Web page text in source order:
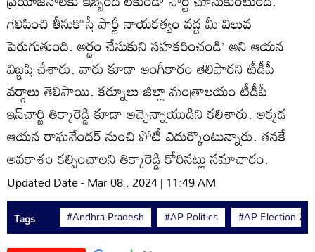
గెలిపించి తీసుకొస్తే పార్టీ నాయకత్వం వద్ద మీ విలువ
పెరుగుతుంది. అర్థం చేసుకుని సహకరించండి’ అని ఆయన
విజ్ఞప్తి చేశారు. వారు కూడా అంగీకారం తెలిపారని టీడీపీ
వర్గాలు తెలిపాయి. కర్నూలు జిల్లా మంత్రాలయం టీడీపీ
ఇన్‌చార్జి తిక్కారెడ్డి కూడా అచ్చెన్నాయుడిని కలిశారు. అక్కడ
ఆయన రాఘవేందర్‌ నుంచి పోటీ ఎదుర్కొంటున్నారు. తనకే
అవకాశం కల్పించాలని తిక్కారెడ్డి కోరినట్లు సమాచారం.
Updated Date - Mar 08 , 2024 | 11:49 AM
Tags #Andhra Pradesh #AP Politics #AP Election